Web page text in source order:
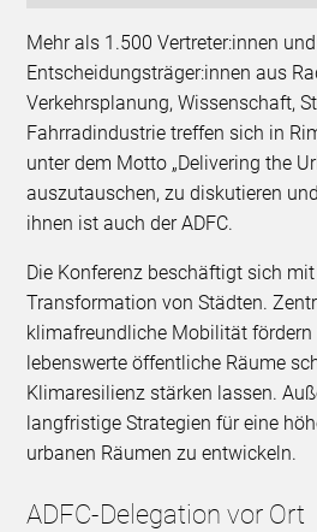
Mehr als 1.500 Vertreter:innen und
Entscheidungsträger:innen aus
Verkehrsplanung, Wissenschaft,
Fahrradindustrie treffen sich in
unter dem Motto „Delivering the
auszutauschen, zu diskutieren
ihnen ist auch der ADFC.
Die Konferenz beschäftigt sich
Transformation von Städten.
klimafreundliche Mobilität fördern
lebenswerte öffentliche Räume
Klimaresilienz stärken lassen.
langfristige Strategien für eine
urbanen Räumen zu entwickeln.
ADFC-Delegation vor Ort